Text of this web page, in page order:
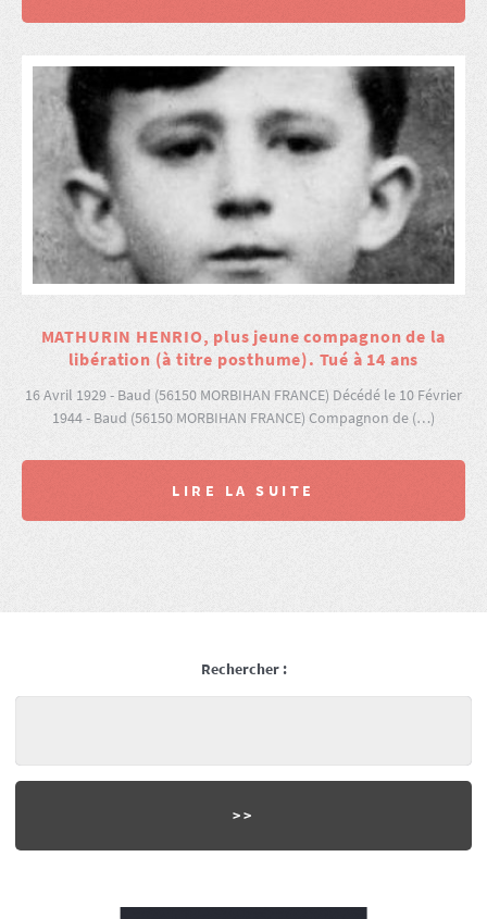
MATHURIN HENRIO, plus jeune compagnon de la
libération (à titre posthume). Tué à 14 ans
16 Avril 1929 - Baud (56150 MORBIHAN FRANCE) Décédé le 10 Février
1944 - Baud (56150 MORBIHAN FRANCE) Compagnon de (…)
LIRE LA SUITE
Rechercher :